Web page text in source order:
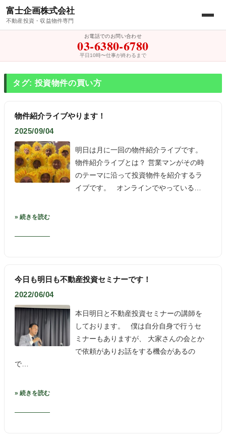
富士企画株式会社
不動産投資・収益物件専門
お電話でのお問い合わせ
03-6380-6780
平日10時〜仕事が終わるまで
タグ: 投資物件の買い方
物件紹介ライブやります！
2025/09/04
明日は月に一回の物件紹介ライブです。
物件紹介ライブとは？ 営業マンがその時
のテーマに沿って投資物件を紹介するラ
イブです。 オンラインでやっている…
» 続きを読む
今日も明日も不動産投資セミナーです！
2022/06/04
本日明日と不動産投資セミナーの講師を
しております。 僕は自分自身で行うセ
ミナーもありますが、 大家さんの会とか
で依頼がありお話をする機会があるの
で…
» 続きを読む